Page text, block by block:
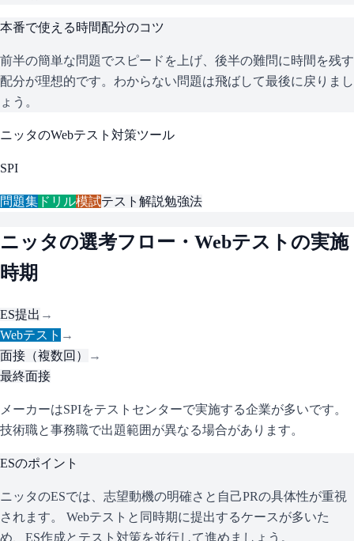
本番で使える時間配分のコツ
前半の簡単な問題でスピードを上げ、後半の難問に時間を残す
配分が理想的です。わからない問題は飛ばして最後に戻りまし
ょう。
ニッタのWebテスト対策ツール
SPI
問題集 ドリル模試テスト解説勉強法
ニッタの選考フロー・Webテストの実施
時期
ES提出 →
Webテスト →
面接（複数回）
→
最終面接
メーカーはSPIをテストセンターで実施する企業が多いです。
技術職と事務職で出題範囲が異なる場合があります。
ESのポイント
ニッタのESでは、志望動機の明確さと自己PRの具体性が重視
されます。 Webテストと同時期に提出するケースが多いた
め、ES作成とテスト対策を並行して進めましょう。